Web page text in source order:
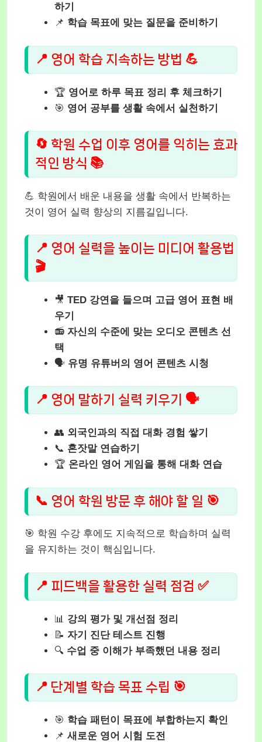
하기
📌 학습 목표에 맞는 질문을 준비하기
📍 영어 학습 지속하는 방법 💪
🏆 영어로 하루 목표 정리 후 체크하기
🎯 영어 공부를 생활 속에서 실천하기
🔄 학원 수업 이후 영어를 익히는 효과
적인 방식 📚
💪 학원에서 배운 내용을 생활 속에서 반복하는
것이 영어 실력 향상의 지름길입니다.
📍 영어 실력을 높이는 미디어 활용법
🎬
🎥 TED 강연을 들으며 고급 영어 표현 배
우기
📻 자신의 수준에 맞는 오디오 콘텐츠 선
택
🗣️ 유명 유튜버의 영어 콘텐츠 시청
📍 영어 말하기 실력 키우기 🗣️
👥 외국인과의 직접 대화 경험 쌓기
📞 혼잣말 연습하기
🏆 온라인 영어 게임을 통해 대화 연습
📞 영어 학원 방문 후 해야 할 일 🎯
🎯 학원 수강 후에도 지속적으로 학습하며 실력
을 유지하는 것이 핵심입니다.
📍 피드백을 활용한 실력 점검 ✅
📊 강의 평가 및 개선점 정리
📝 자기 진단 테스트 진행
🔍 수업 중 이해가 부족했던 내용 정리
📍 단계별 학습 목표 수립 🎯
🎯 학습 패턴이 목표에 부합하는지 확인
📌 새로운 영어 시험 도전